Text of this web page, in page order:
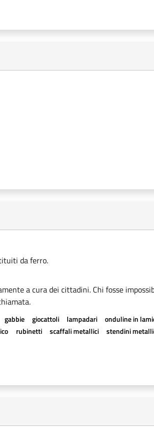
da ferro.
a cura dei cittadini. Chi fosse
gabbie giocattoli lampadari
onduline in
rubinetti scaffali metallici
stendini